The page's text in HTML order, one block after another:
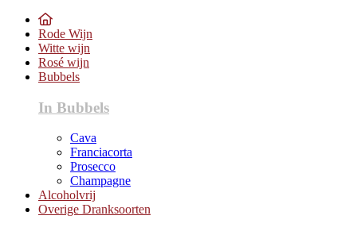
Rode Wijn
Witte wijn
Rosé wijn
Bubbels
In Bubbels
Cava
Franciacorta
Prosecco
Champagne
Alcoholvrij
Overige Dranksoorten